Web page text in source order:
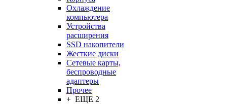
Охлаждение
компьютера
Устройства
расширения
SSD накопители
Жесткие диски
Сетевые карты,
беспроводные
адаптеры
Прочее
+ ЕЩЕ 2